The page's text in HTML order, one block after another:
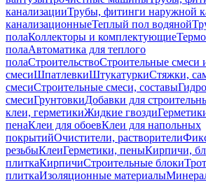
канализацииТрубы, фитинги наружной
канализационныеТеплый пол водяной
полаКоллекторы и комплектующие
полаАвтоматика для теплого
полаСтроительствоСтроительные смеси
смесиШпатлевкиШтукатуркиСтяжки,
смесиСтроительные смеси, составы
смесиГрунтовкиДобавки для
клеи, герметикиЖидкие гвозди
пенаКлеи для обоевКлеи для напольных
покрытийОчистители, растворители
резьбыКлеиГерметики, пеныКирпичи,
плиткаКирпичиСтроительные блоки
плиткаИзоляционные материалы